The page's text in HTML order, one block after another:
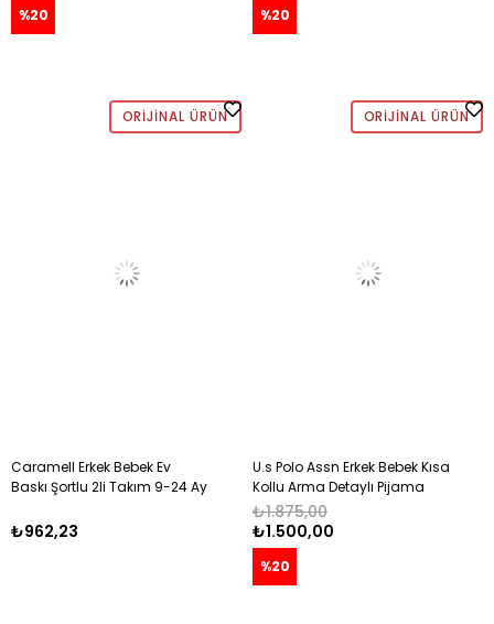
%20 %20
ORIJINAL ÜRÜN
Caramell Erkek Bebek Ev
Baskı Şortlu 2li Takım 9-24 Ay
₺962,23
ORIJINAL ÜRÜN
U.s Polo Assn Erkek Bebek Kısa
Kollu Arma Detaylı Pijama
Takımı 1-3 Yaş İNDİGO
₺1.500,00
₺1.875,00
%20